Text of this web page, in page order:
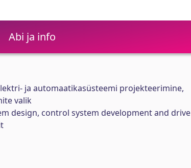
Abi ja info
ja automaatikasüsteemi projekteerimine,
valik
design, control system development and drive